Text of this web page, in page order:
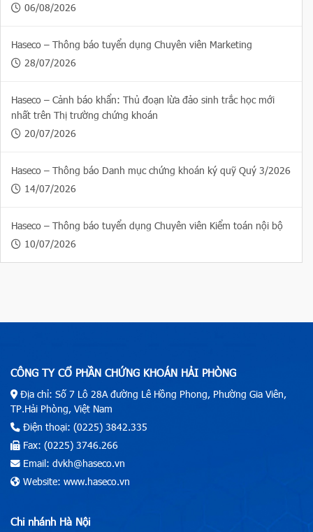
06/08/2026
Haseco – Thông báo tuyển dụng Chuyên viên Marketing
28/07/2026
Haseco – Cảnh báo khẩn: Thủ đoạn lừa đảo sinh trắc học mới
nhất trên Thị trường chứng khoán
20/07/2026
Haseco – Thông báo Danh mục chứng khoán ký quỹ Quý 3/2026
14/07/2026
Haseco – Thông báo tuyển dụng Chuyên viên Kiểm toán nội bộ
10/07/2026
CÔNG TY CỔ PHẦN CHỨNG KHOÁN HẢI PHÒNG
Địa chỉ: Số 7 Lô 28A đường Lê Hồng Phong, Phường Gia Viên,
TP.Hải Phòng, Việt Nam
Điện thoại: (0225) 3842.335
Fax: (0225) 3746.266
Email: dvkh@haseco.vn
Website: www.haseco.vn
Chi nhánh Hà Nội